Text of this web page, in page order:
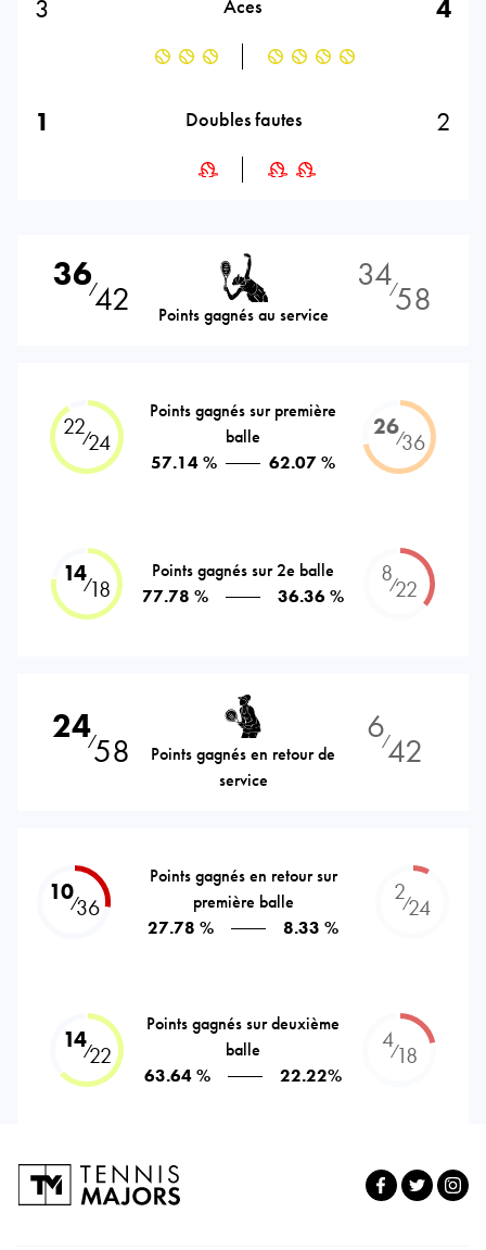
3 Aces 4
1 Doubles fautes 2
36⁄42 Points gagnés au service
34⁄58
22⁄24
Points gagnés sur première
balle
57.14 %
62.07 %
26⁄36
14⁄18
Points gagnés sur 2e balle
77.78 %
36.36 %
8⁄22
24⁄58
Points gagnés en retour de
service
6⁄42
10⁄36
Points gagnés en retour sur
première balle
27.78 %
8.33 %
2⁄24
14⁄22
Points gagnés sur deuxième
balle
63.64 %
22.22%
4⁄18